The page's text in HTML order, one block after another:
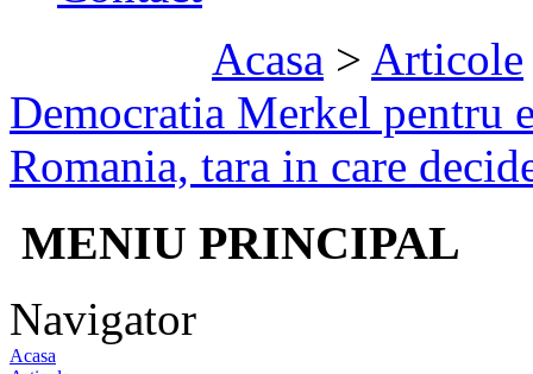
Acasa > Articole
Democratia Merkel pentru
Romania, tara in care
MENIU PRINCIPAL
Navigator
Acasa